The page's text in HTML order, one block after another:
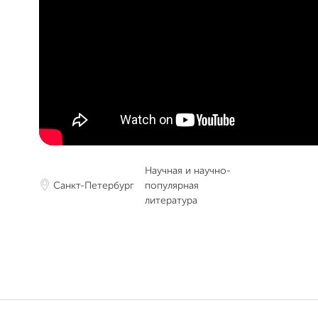
Санкт-Петербург
Научная и научно-
популярная
литература